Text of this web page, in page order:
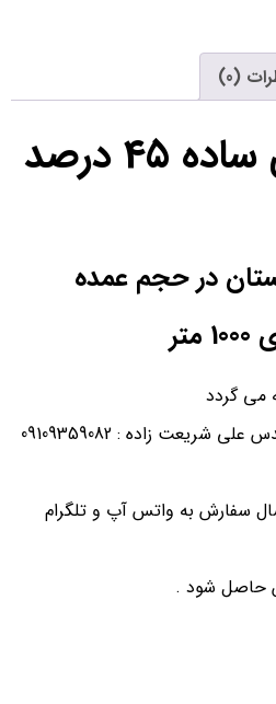
(0)
پارچه مطهری ساده 45 درصد
در حجم عمده
می گردد
زاده : 09109359082
سفارش به واتس آپ و تلگرام
حاصل شود .